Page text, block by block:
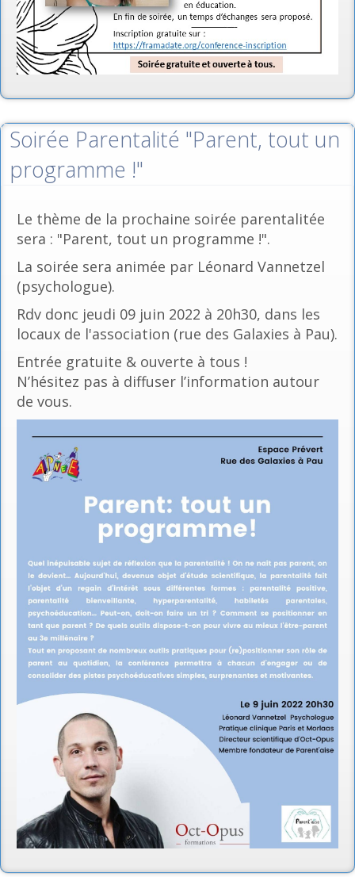
Soirée Parentalité "Parent, tout un
programme !"
Le thème de la prochaine soirée parentalitée
sera : "Parent, tout un programme !".
La soirée sera animée par Léonard Vannetzel
(psychologue).
Rdv donc jeudi 09 juin 2022 à 20h30, dans les
locaux de l'association (rue des Galaxies à Pau).
Entrée gratuite & ouverte à tous !
N’hésitez pas à diffuser l’information autour
de vous.